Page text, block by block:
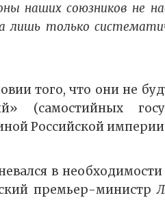
наших союзников не
лишь только
того, что они не
(самостийных
Российской
в
премьер-министр